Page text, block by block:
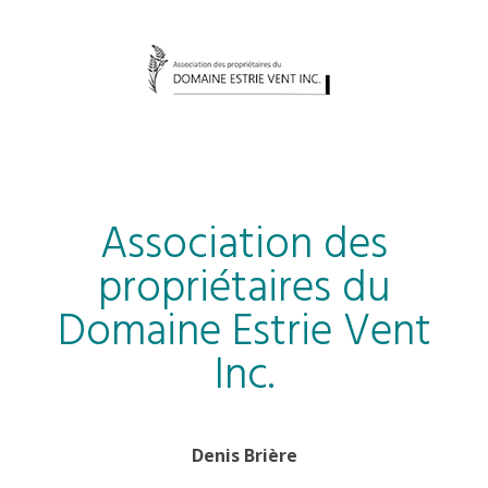
Association des
propriétaires du
Domaine Estrie Vent
Inc.
Denis Brière